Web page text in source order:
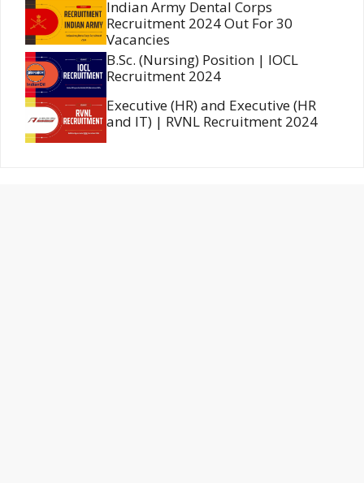
Indian Army Dental Corps
Recruitment 2024 Out For 30
Vacancies
B.Sc. (Nursing) Position | IOCL
Recruitment 2024
Executive (HR) and Executive (HR
and IT) | RVNL Recruitment 2024